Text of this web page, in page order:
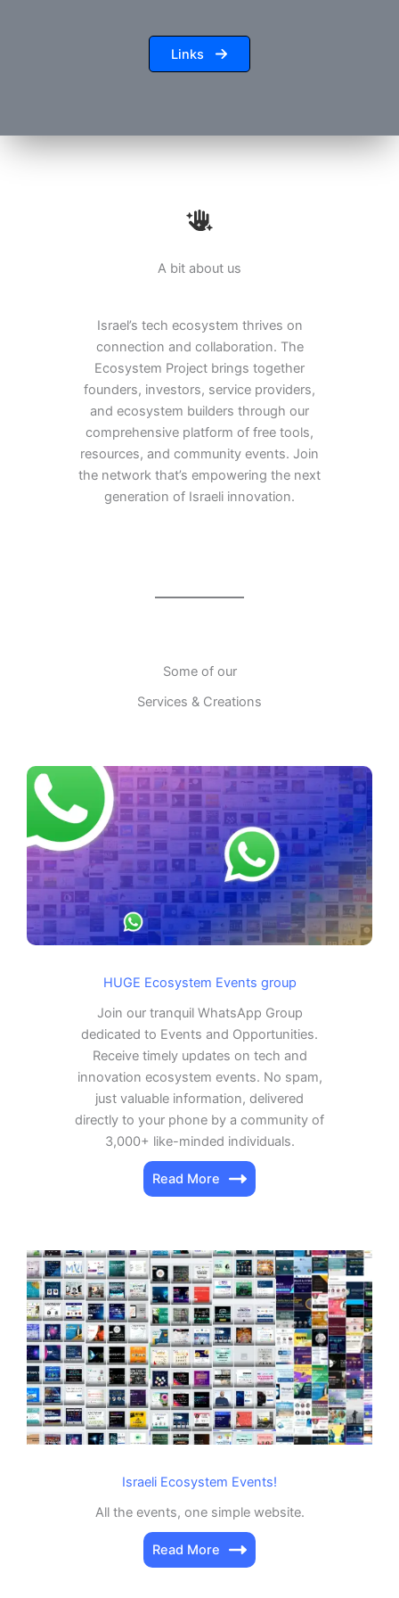
Links
A bit about us
Israel’s tech ecosystem thrives on
connection and collaboration. The
Ecosystem Project brings together
founders, investors, service providers,
and ecosystem builders through our
comprehensive platform of free tools,
resources, and community events. Join
the network that’s empowering the next
generation of Israeli innovation.
Some of our
Services & Creations
HUGE Ecosystem Events group
Join our tranquil WhatsApp Group
dedicated to Events and Opportunities.
Receive timely updates on tech and
innovation ecosystem events. No spam,
just valuable information, delivered
directly to your phone by a community of
3,000+ like-minded individuals.
Read More
Israeli Ecosystem Events!
All the events, one simple website.
Read More